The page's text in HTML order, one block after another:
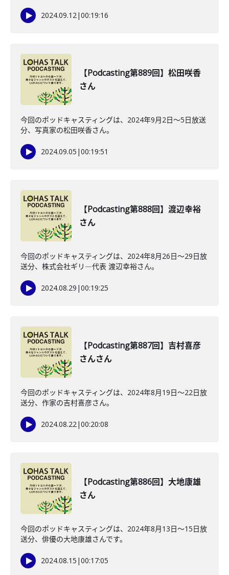
2024.09.12|00:19:16
【Podcasting第889回】松田咲香
さん
今回のポッドキャスティングは、2024年9月2日〜5日放送
分、写真家の松田咲香さん。
2024.09.05 |00:19:51
【Podcasting第888回】渡辺幸裕
さん
今回のポッドキャスティングは、2024年8月26日〜29日放
送分、株式会社ギリ―代表 渡辺幸裕さん。
2024.08.29 |00:19:25
【Podcasting第887回】吉村喜彦
さんさん
今回のポッドキャスティングは、2024年8月19日〜22日放
送分、作家の吉村喜彦さん。
2024.08.22|00:20:08
【Podcasting第886回】大地康雄
さん
今回のポッドキャスティングは、2024年8月13日〜15日放
送分、俳優の大地康雄さんです。
2024.08.15 |00:17:05